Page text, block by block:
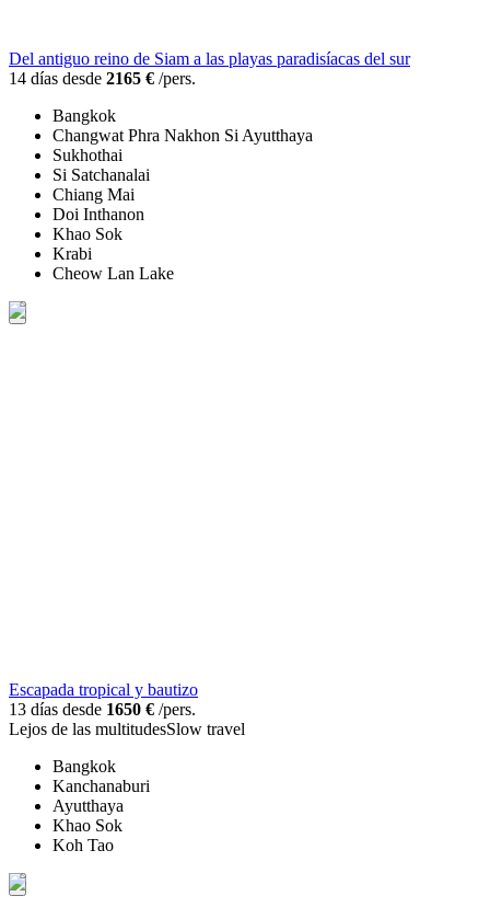
Del antiguo reino de Siam a las playas paradisíacas del sur
14 días desde 2165 € /pers.
Bangkok
Changwat Phra Nakhon Si Ayutthaya
Sukhothai
Si Satchanalai
Chiang Mai
Doi Inthanon
Khao Sok
Krabi
Cheow Lan Lake
Escapada tropical y bautizo
13 días desde 1650 € /pers.
Lejos de las multitudesSlow travel
Bangkok
Kanchanaburi
Ayutthaya
Khao Sok
Koh Tao